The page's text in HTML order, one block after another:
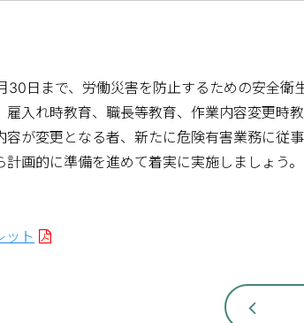
日まで、労働災害を防止するための安全衛
入れ時教育、職長等教育、作業内容変更時
が変更となる者、新たに危険有害業務に
画的に準備を進めて着実に実施しましょう。
ット